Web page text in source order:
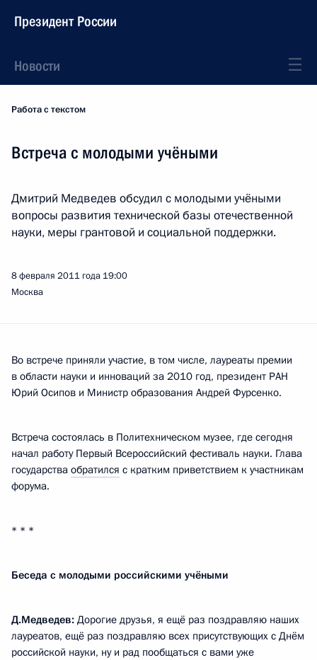
Президент России
Новости
Работа с текстом
Встреча с молодыми учёными
Дмитрий Медведев обсудил с молодыми учёными
вопросы развития технической базы отечественной
науки, меры грантовой и социальной поддержки.
8 февраля 2011 года 19:00
Москва
Во встрече приняли участие, в том числе, лауреаты премии
в области науки и инноваций за 2010 год, президент РАН
Юрий Осипов и Министр образования Андрей Фурсенко.
Встреча состоялась в Политехническом музее, где сегодня
начал работу Первый Всероссийский фестиваль науки. Глава
государства обратился с кратким приветствием к участникам
форума.
* * *
Беседа с молодыми российскими учёными
Д.Медведев: Дорогие друзья, я ещё раз поздравляю наших
лауреатов, ещё раз поздравляю всех присутствующих с Днём
российской науки, ну и рад пообщаться с вами уже